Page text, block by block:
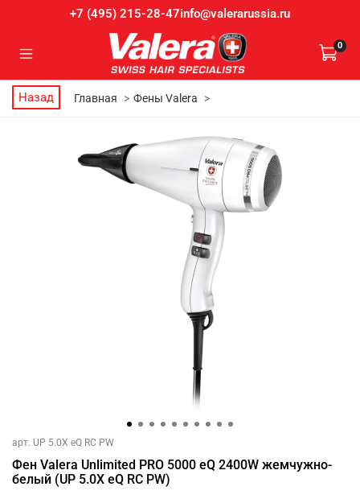
+7 (495) 215-28-47info@valerarussia.ru
0
Назад Главная Фены Valera
арт. UP 5.0X eQ RC PW
Фен Valera Unlimited PRO 5000 eQ 2400W жемчужно-
белый (UP 5.0X eQ RC PW)